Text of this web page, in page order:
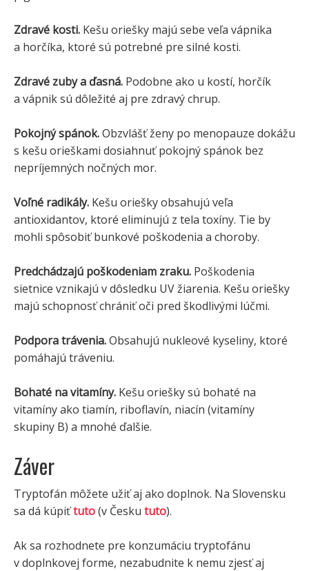
Zdravé kosti. Kešu oriešky majú sebe veľa vápnika
a horčíka, ktoré sú potrebné pre silné kosti.
Zdravé zuby a ďasná. Podobne ako u kostí, horčík
a vápnik sú dôležité aj pre zdravý chrup.
Pokojný spánok.Obzvlášť ženy po menopauze dokážu
s kešu orieškami dosiahnuť pokojný spánok bez
nepríjemných nočných mor.
Voľné radikály. Kešu oriešky obsahujú veľa
antioxidantov, ktoré eliminujú z tela toxíny. Tie by
mohli spôsobiť bunkové poškodenia a choroby.
Predchádzajú poškodeniam zraku. Poškodenia
sietnice vznikajú v dôsledku UV žiarenia. Kešu oriešky
majú schopnosť chrániť oči pred škodlivými lúčmi.
Podpora trávenia.Obsahujú nukleové kyseliny, ktoré
pomáhajú tráveniu.
Bohaté na vitamíny. Kešu oriešky sú bohaté na
vitamíny ako tiamín, riboflavín, niacín (vitamíny
skupiny B) a mnohé ďalšie.
Záver
Tryptofán môžete užiť aj ako doplnok. Na Slovensku
sa dá kúpiťtuto(v Česku tuto).
Ak sa rozhodnete pre konzumáciu tryptofánu
v doplnkovej forme, nezabudnite k nemu zjesť aj